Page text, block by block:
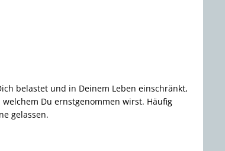
belastet und in Deinem Leben einschränkt,
Du ernstgenommen wirst. Häufig
gelassen.